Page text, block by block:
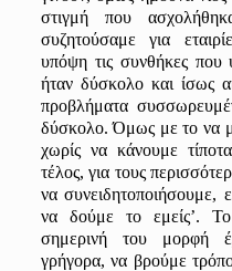
στιγμή που
συζητούσαμεγια
υπόψη τις συνθήκες που
ήταν δύσκολο και ίσως
προβλήματα
δύσκολο. Όμως με το να
χωρίς να κάνουμε τίποτα
τέλος, για τους
να συνειδητοποιήσουμε,
να δούμε το εμείς’. Το
σημερινή του μορφή
γρήγορα, να βρούμε